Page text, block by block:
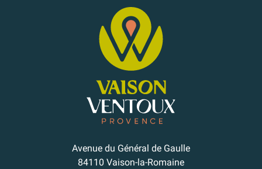
Avenue du Général de Gaulle
84110 Vaison-la-Romaine